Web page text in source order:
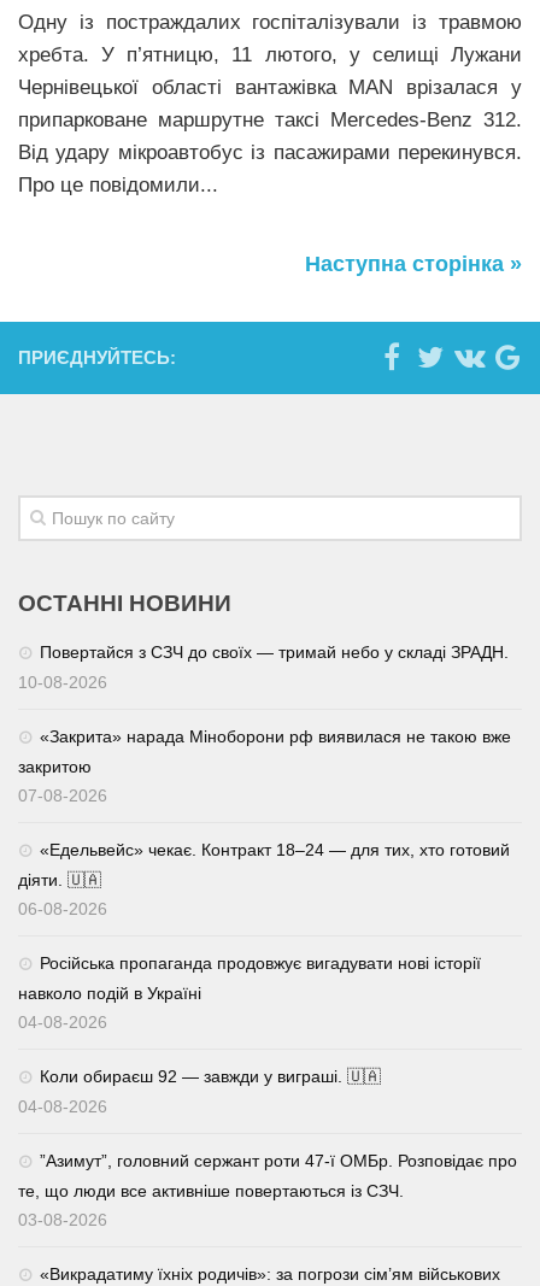
Одну із постраждалих госпіталізували із травмою
хребта. У п’ятницю, 11 лютого, у селищі Лужани
Чернівецької області вантажівка MAN врізалася у
припарковане маршрутне таксі Mercedes-Benz 312.
Від удару мікроавтобус із пасажирами перекинувся.
Про це повідомили...
Наступна сторінка »
ПРИЄДНУЙТЕСЬ:
ОСТАННІ НОВИНИ
Повертайся з СЗЧ до своїх — тримай небо у складі ЗРАДН.
10-08-2026
«Закрита» нарада Міноборони рф виявилася не такою вже
закритою
07-08-2026
«Едельвейс» чекає. Контракт 18–24 — для тих, хто готовий
діяти. 🇺🇦
06-08-2026
Російська пропаганда продовжує вигадувати нові історії
навколо подій в Україні
04-08-2026
Коли обираєш 92 — завжди у виграші. 🇺🇦
04-08-2026
⁨”Азимут”, головний сержант роти 47-ї ОМБр. Розповідає про
те, що люди все активніше повертаються із СЗЧ.
03-08-2026
«Викрадатиму їхніх родичів»: за погрози сім’ям військових